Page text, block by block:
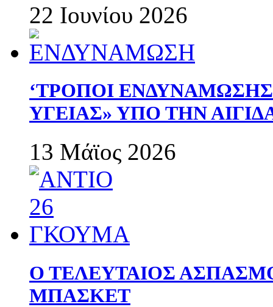
22 Ιουνίου 2026
‘ΤΡΟΠΟΙ
ΥΓΕΙΑΣ» ΥΠΟ ΤΗΝ
13 Μάϊος 2026
Ο ΤΕΛΕΥΤΑΙΟΣ
ΜΠΑΣΚΕΤ